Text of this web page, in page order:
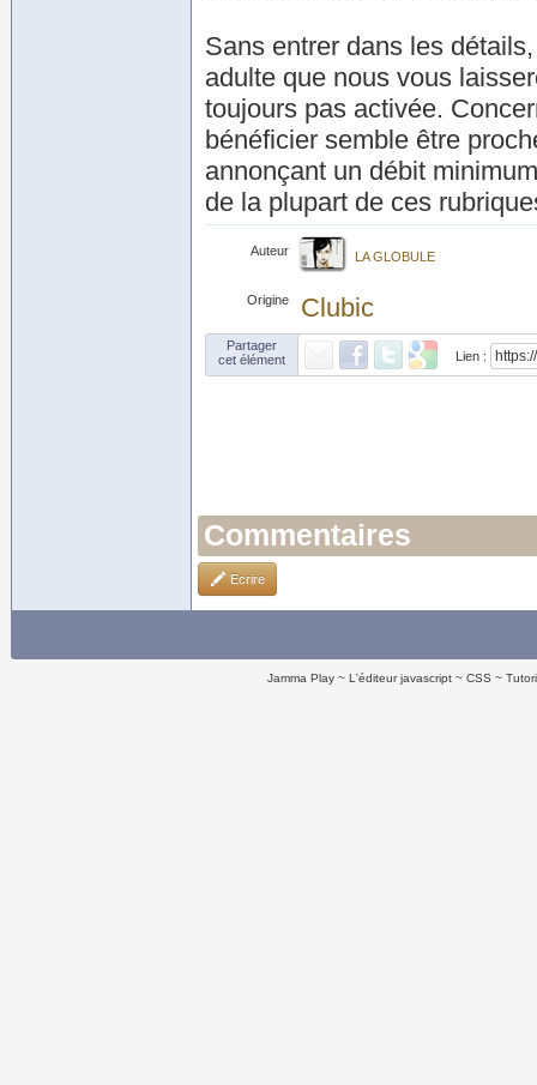
Sans entrer dans les
adulte que nous vous
toujours pas activée.
bénéficier semble être
annonçant un débit
de la plupart de ces
Auteur LA GLOBULE
Origine Clubic
Partager
cet élément
Lien :
Commentaires
Ecrire
Jamma Play L'éditeur javascript CSS